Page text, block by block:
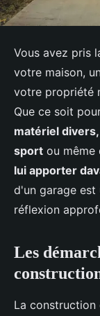
Vous avez pris
votre maison,
votre propriété
Que ce soit
matériel
sport ou même
lui apporter
d'un garage est
réflexion
Les
La